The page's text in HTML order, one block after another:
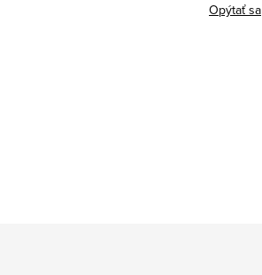
Opýtať sa